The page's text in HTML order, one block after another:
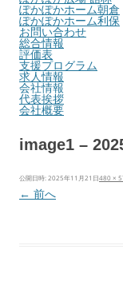
ぽかぽかホーム朝倉
ぽかぽかホーム利保
お問い合わせ
総合情報
評価表
支援プログラム
求人情報
会社情報
代表挨拶
会社概要
image1 –
公開日時: 2025年11月21日480 ×
← 前へ